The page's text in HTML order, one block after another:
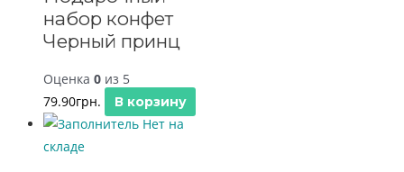
набор конфет
Черный принц
Оценка 0 из 5
79.90грн. В корзину
Нет на
складе